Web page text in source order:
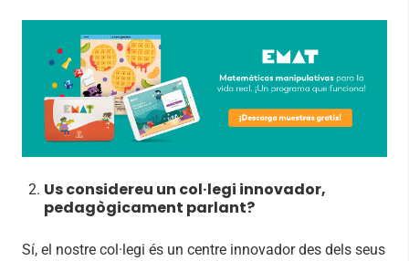
Us considereu un col·legi innovador,
pedagògicament parlant?
Sí, el nostre col·legi és un centre innovador des dels seus